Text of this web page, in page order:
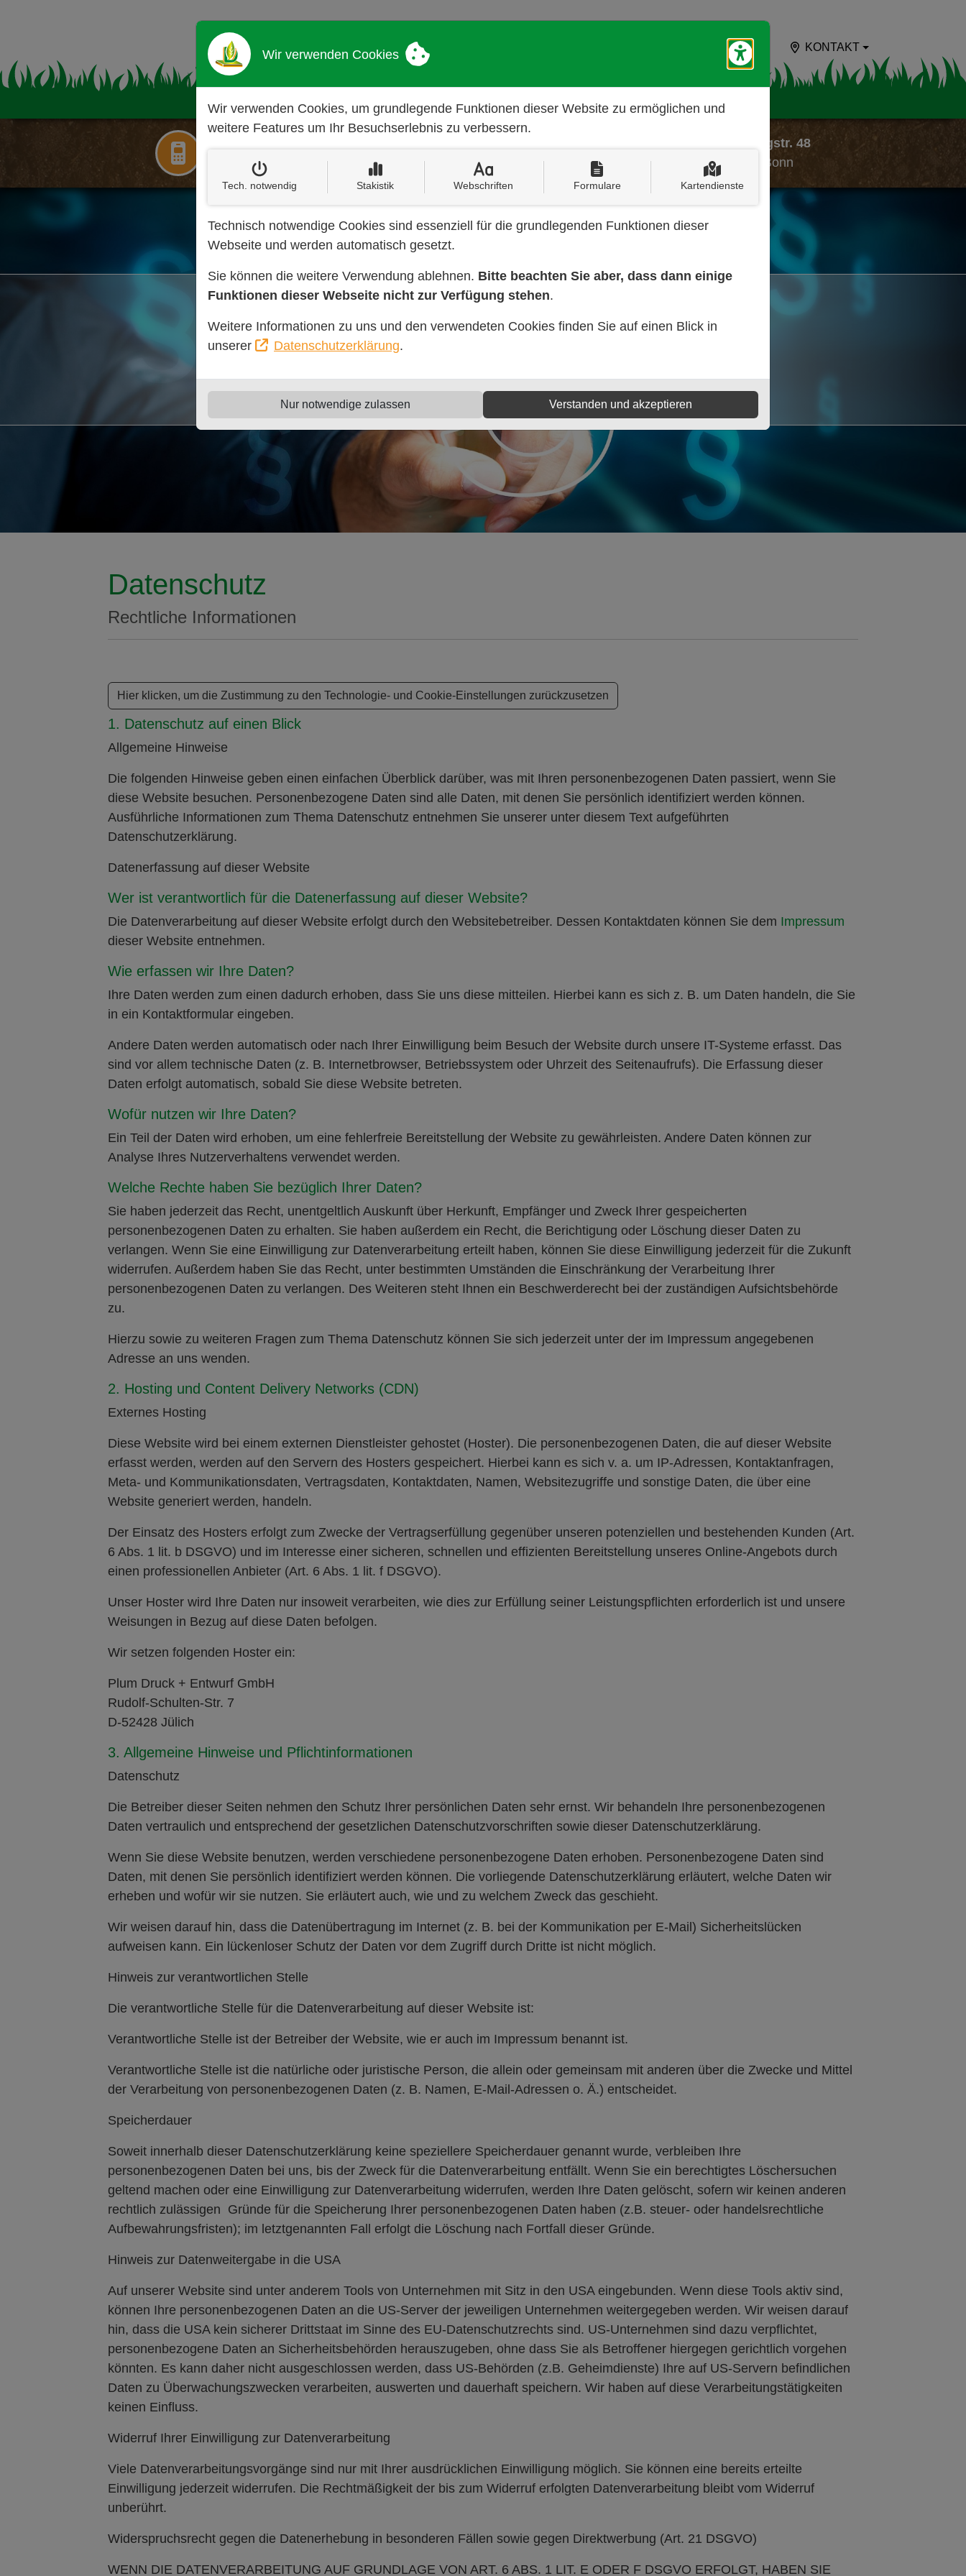
LEISTUNGEN KONTAKT
(02 28) 26 42 01
info@dahm-gartenbau.de
Lessingstr. 48
53113 Bonn
Datenschutz
Rechtliche Informationen
Hier klicken, um die Zustimmung zu den Technologie- und Cookie-Einstellungen zurückzusetzen
1. Datenschutz auf einen Blick
Allgemeine Hinweise
Die folgenden Hinweise geben einen einfachen Überblick darüber, was mit Ihren personenbezogenen Daten passiert, wenn Sie
diese Website besuchen. Personenbezogene Daten sind alle Daten, mit denen Sie persönlich identifiziert werden können.
Ausführliche Informationen zum Thema Datenschutz entnehmen Sie unserer unter diesem Text aufgeführten
Datenschutzerklärung.
Datenerfassung auf dieser Website
Wer ist verantwortlich für die Datenerfassung auf dieser Website?
Die Datenverarbeitung auf dieser Website erfolgt durch den Websitebetreiber. Dessen Kontaktdaten können Sie dem Impressum
dieser Website entnehmen.
Wie erfassen wir Ihre Daten?
Ihre Daten werden zum einen dadurch erhoben, dass Sie uns diese mitteilen. Hierbei kann es sich z. B. um Daten handeln, die Sie
in ein Kontaktformular eingeben.
Andere Daten werden automatisch oder nach Ihrer Einwilligung beim Besuch der Website durch unsere IT-Systeme erfasst. Das
sind vor allem technische Daten (z. B. Internetbrowser, Betriebssystem oder Uhrzeit des Seitenaufrufs). Die Erfassung dieser
Daten erfolgt automatisch, sobald Sie diese Website betreten.
Wofür nutzen wir Ihre Daten?
Ein Teil der Daten wird erhoben, um eine fehlerfreie Bereitstellung der Website zu gewährleisten. Andere Daten können zur
Analyse Ihres Nutzerverhaltens verwendet werden.
Welche Rechte haben Sie bezüglich Ihrer Daten?
Sie haben jederzeit das Recht, unentgeltlich Auskunft über Herkunft, Empfänger und Zweck Ihrer gespeicherten
personenbezogenen Daten zu erhalten. Sie haben außerdem ein Recht, die Berichtigung oder Löschung dieser Daten zu
verlangen. Wenn Sie eine Einwilligung zur Datenverarbeitung erteilt haben, können Sie diese Einwilligung jederzeit für die Zukunft
widerrufen. Außerdem haben Sie das Recht, unter bestimmten Umständen die Einschränkung der Verarbeitung Ihrer
personenbezogenen Daten zu verlangen. Des Weiteren steht Ihnen ein Beschwerderecht bei der zuständigen Aufsichtsbehörde
zu.
Hierzu sowie zu weiteren Fragen zum Thema Datenschutz können Sie sich jederzeit unter der im Impressum angegebenen
Adresse an uns wenden.
2. Hosting und Content Delivery Networks (CDN)
Externes Hosting
Diese Website wird bei einem externen Dienstleister gehostet (Hoster). Die personenbezogenen Daten, die auf dieser Website
erfasst werden, werden auf den Servern des Hosters gespeichert. Hierbei kann es sich v. a. um IP-Adressen, Kontaktanfragen,
Meta- und Kommunikationsdaten, Vertragsdaten, Kontaktdaten, Namen, Websitezugriffe und sonstige Daten, die über eine
Website generiert werden, handeln.
Der Einsatz des Hosters erfolgt zum Zwecke der Vertragserfüllung gegenüber unseren potenziellen und bestehenden Kunden (Art.
6 Abs. 1 lit. b DSGVO) und im Interesse einer sicheren, schnellen und effizienten Bereitstellung unseres Online-Angebots durch
einen professionellen Anbieter (Art. 6 Abs. 1 lit. f DSGVO).
Unser Hoster wird Ihre Daten nur insoweit verarbeiten, wie dies zur Erfüllung seiner Leistungspflichten erforderlich ist und unsere
Weisungen in Bezug auf diese Daten befolgen.
Wir setzen folgenden Hoster ein:
Plum Druck + Entwurf GmbH
Rudolf-Schulten-Str. 7
D-52428 Jülich
3. Allgemeine Hinweise und Pflicht­informationen
Datenschutz
Die Betreiber dieser Seiten nehmen den Schutz Ihrer persönlichen Daten sehr ernst. Wir behandeln Ihre personenbezogenen
Daten vertraulich und entsprechend der gesetzlichen Datenschutzvorschriften sowie dieser Datenschutzerklärung.
Wenn Sie diese Website benutzen, werden verschiedene personenbezogene Daten erhoben. Personenbezogene Daten sind
Daten, mit denen Sie persönlich identifiziert werden können. Die vorliegende Datenschutzerklärung erläutert, welche Daten wir
erheben und wofür wir sie nutzen. Sie erläutert auch, wie und zu welchem Zweck das geschieht.
Wir weisen darauf hin, dass die Datenübertragung im Internet (z. B. bei der Kommunikation per E-Mail) Sicherheitslücken
aufweisen kann. Ein lückenloser Schutz der Daten vor dem Zugriff durch Dritte ist nicht möglich.
Hinweis zur verantwortlichen Stelle
Die verantwortliche Stelle für die Datenverarbeitung auf dieser Website ist:
Verantwortliche Stelle ist der Betreiber der Website, wie er auch im Impressum benannt ist.
Verantwortliche Stelle ist die natürliche oder juristische Person, die allein oder gemeinsam mit anderen über die Zwecke und Mittel
der Verarbeitung von personenbezogenen Daten (z. B. Namen, E-Mail-Adressen o. Ä.) entscheidet.
Speicherdauer
Soweit innerhalb dieser Datenschutzerklärung keine speziellere Speicherdauer genannt wurde, verbleiben Ihre
personenbezogenen Daten bei uns, bis der Zweck für die Datenverarbeitung entfällt. Wenn Sie ein berechtigtes Löschersuchen
geltend machen oder eine Einwilligung zur Datenverarbeitung widerrufen, werden Ihre Daten gelöscht, sofern wir keinen anderen
rechtlich zulässigen Gründe für die Speicherung Ihrer personenbezogenen Daten haben (z.B. steuer- oder handelsrechtliche
Aufbewahrungsfristen); im letztgenannten Fall erfolgt die Löschung nach Fortfall dieser Gründe.
Hinweis zur Datenweitergabe in die USA
Auf unserer Website sind unter anderem Tools von Unternehmen mit Sitz in den USA eingebunden. Wenn diese Tools aktiv sind,
können Ihre personenbezogenen Daten an die US-Server der jeweiligen Unternehmen weitergegeben werden. Wir weisen darauf
hin, dass die USA kein sicherer Drittstaat im Sinne des EU-Datenschutzrechts sind. US-Unternehmen sind dazu verpflichtet,
personenbezogene Daten an Sicherheitsbehörden herauszugeben, ohne dass Sie als Betroffener hiergegen gerichtlich vorgehen
könnten. Es kann daher nicht ausgeschlossen werden, dass US-Behörden (z.B. Geheimdienste) Ihre auf US-Servern befindlichen
Daten zu Überwachungszwecken verarbeiten, auswerten und dauerhaft speichern. Wir haben auf diese Verarbeitungstätigkeiten
keinen Einfluss.
Widerruf Ihrer Einwilligung zur Datenverarbeitung
Viele Datenverarbeitungsvorgänge sind nur mit Ihrer ausdrücklichen Einwilligung möglich. Sie können eine bereits erteilte
Einwilligung jederzeit widerrufen. Die Rechtmäßigkeit der bis zum Widerruf erfolgten Datenverarbeitung bleibt vom Widerruf
unberührt.
Widerspruchsrecht gegen die Datenerhebung in besonderen Fällen sowie gegen Direktwerbung (Art. 21 DSGVO)
WENN DIE DATENVERARBEITUNG AUF GRUNDLAGE VON ART. 6 ABS. 1 LIT. E ODER F DSGVO ERFOLGT, HABEN SIE
Wir verwenden Cookies
Barrierefreiheits-Tools
Wir verwenden Cookies, um grundlegende Funktionen dieser Website zu ermöglichen und
weitere Features um Ihr Besuchserlebnis zu verbessern.
Tech. notwendig Stakistik Webschriften Formulare Kartendienste
Technisch notwendige Cookies sind essenziell für die grundlegenden Funktionen dieser
Webseite und werden automatisch gesetzt.
Sie können die weitere Verwendung ablehnen. Bitte beachten Sie aber, dass dann einige
Funktionen dieser Webseite nicht zur Verfügung stehen.
Weitere Informationen zu uns und den verwendeten Cookies finden Sie auf einen Blick in
unserer
Datenschutzerklärung.
Nur notwendige zulassen Verstanden und akzeptieren